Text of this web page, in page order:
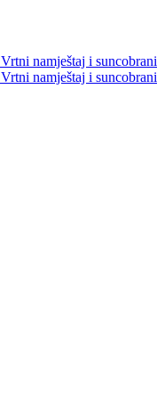
Vrtni namještaj i suncobrani
Vrtni namještaj i suncobrani